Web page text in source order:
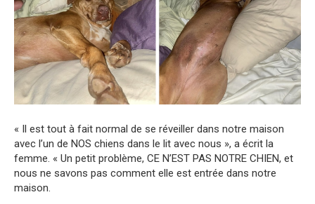
« Il est tout à fait normal de se réveiller dans notre maison
avec l’un de NOS chiens dans le lit avec nous », a écrit la
femme. « Un petit problème, CE N’EST PAS NOTRE CHIEN, et
nous ne savons pas comment elle est entrée dans notre
maison.